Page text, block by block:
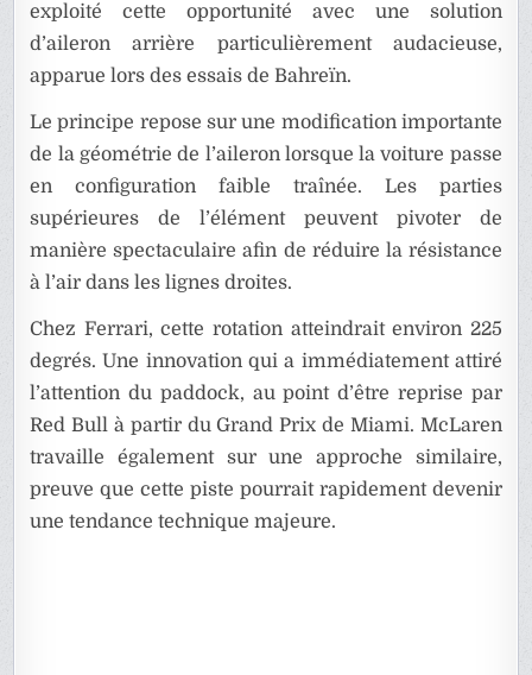
exploité cette opportunité avec une solution
d’aileron arrière particulièrement audacieuse,
apparue lors des essais de Bahreïn.
Le principe repose sur une modification importante
de la géométrie de l’aileron lorsque la voiture passe
en configuration faible traînée. Les parties
supérieures de l’élément peuvent pivoter de
manière spectaculaire afin de réduire la résistance
à l’air dans les lignes droites.
Chez Ferrari, cette rotation atteindrait environ 225
degrés. Une innovation qui a immédiatement attiré
l’attention du paddock, au point d’être reprise par
Red Bull à partir du Grand Prix de Miami. McLaren
travaille également sur une approche similaire,
preuve que cette piste pourrait rapidement devenir
une tendance technique majeure.